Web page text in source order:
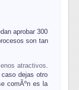
aprobar 300
son tan
atractivos.
dejas otro
comÃºn es la